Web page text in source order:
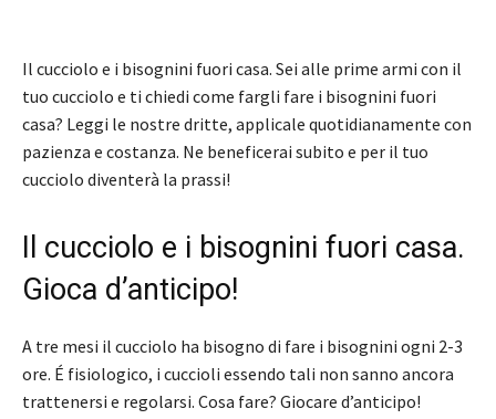
Il cucciolo e i bisognini fuori casa. Sei alle prime armi con il
tuo cucciolo e ti chiedi come fargli fare i bisognini fuori
casa? Leggi le nostre dritte, applicale quotidianamente con
pazienza e costanza. Ne beneficerai subito e per il tuo
cucciolo diventerà la prassi!
Il cucciolo e i bisognini fuori casa.
Gioca d’anticipo!
A tre mesi il cucciolo ha bisogno di fare i bisognini ogni 2-3
ore. É fisiologico, i cuccioli essendo tali non sanno ancora
trattenersi e regolarsi. Cosa fare? Giocare d’anticipo!